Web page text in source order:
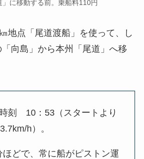
」に移動する前。乗船料110円
地点「尾道渡船」を使って、し
向島」から本州「尾道」へ移
刻 10：53（スタートより
h）。
ほどで、常に船がピストン運